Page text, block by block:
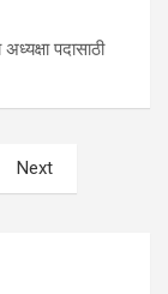
पदासाठी
Next